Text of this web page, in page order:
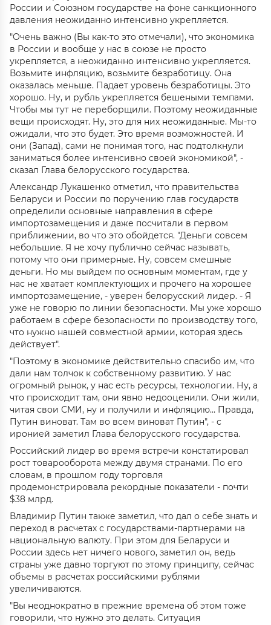
России и Союзном государстве на фоне санкционного
давления неожиданно интенсивно укрепляется.
"Очень важно (Вы как-то это отмечали), что экономика
в России и вообще у нас в союзе не просто
укрепляется, а неожиданно интенсивно укрепляется.
Возьмите инфляцию, возьмите безработицу. Она
оказалась меньше. Падает уровень безработицы. Это
хорошо. Ну, и рубль укрепляется бешеными темпами.
Чтобы мы тут не переборщили. Поэтому неожиданные
вещи происходят. Ну, это для них неожиданные. Мы-то
ожидали, что это будет. Это время возможностей. И
они (Запад), сами не понимая того, нас подтолкнули
заниматься более интенсивно своей экономикой", -
сказал Глава белорусского государства.
Александр Лукашенко отметил, что правительства
Беларуси и России по поручению глав государств
определили основные направления в сфере
импортозамещения и даже посчитали в первом
приближении, во что это обойдется. "Деньги совсем
небольшие. Я не хочу публично сейчас называть,
потому что они примерные. Ну, совсем смешные
деньги. Но мы выйдем по основным моментам, где у
нас не хватает комплектующих и прочего на хорошее
импортозамещение, - уверен белорусский лидер. - Я
уже не говорю по линии безопасности. Мы уже хорошо
работаем в сфере безопасности по производству того,
что нужно нашей совместной армии, которая здесь
действует".
"Поэтому в экономике действительно спасибо им, что
дали нам толчок к собственному развитию. У нас
огромный рынок, у нас есть ресурсы, технологии. Ну, а
что происходит там, они явно недооценили. Они жили,
читая свои СМИ, ну и получили и инфляцию… Правда,
Путин виноват. Там во всем виноват Путин", - с
иронией заметил Глава белорусского государства.
Российский лидер во время встречи констатировал
рост товарооборота между двумя странами. По его
словам, в прошлом году торговля
продемонстрировала рекордные показатели - почти
$38 млрд.
Владимир Путин также заметил, что дал о себе знать и
переход в расчетах с государствами-партнерами на
национальную валюту. При этом для Беларуси и
России здесь нет ничего нового, заметил он, ведь
страны уже давно торгуют по этому принципу, сейчас
объемы в расчетах российскими рублями
увеличиваются.
"Вы неоднократно в прежние времена об этом тоже
говорили, что нужно это делать. Ситуация